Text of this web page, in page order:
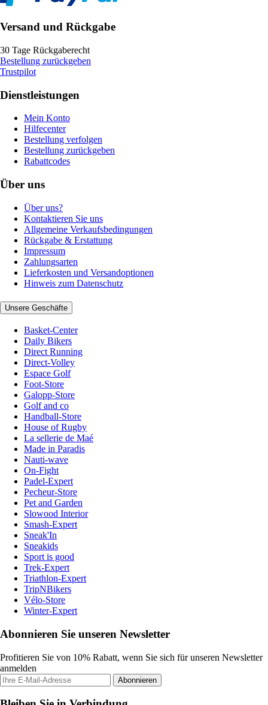
Versand und Rückgabe
30 Tage Rückgaberecht
Bestellung zurückgeben
Trustpilot
Dienstleistungen
Mein Konto
Hilfecenter
Bestellung verfolgen
Bestellung zurückgeben
Rabattcodes
Über uns
Über uns?
Kontaktieren Sie uns
Allgemeine Verkaufsbedingungen
Rückgabe & Erstattung
Impressum
Zahlungsarten
Lieferkosten und Versandoptionen
Hinweis zum Datenschutz
Unsere Geschäfte
Basket-Center
Daily Bikers
Direct Running
Direct-Volley
Espace Golf
Foot-Store
Galopp-Store
Golf and co
Handball-Store
House of Rugby
La sellerie de Maé
Made in Paradis
Nauti-wave
On-Fight
Padel-Expert
Pecheur-Store
Pet and Garden
Slowood Interior
Smash-Expert
Sneak'In
Sneakids
Sport is good
Trek-Expert
Triathlon-Expert
TripNBikers
Vélo-Store
Winter-Expert
Abonnieren Sie unseren Newsletter
Profitieren Sie von 10% Rabatt, wenn Sie sich für unseren Newsletter
anmelden
Abonnieren